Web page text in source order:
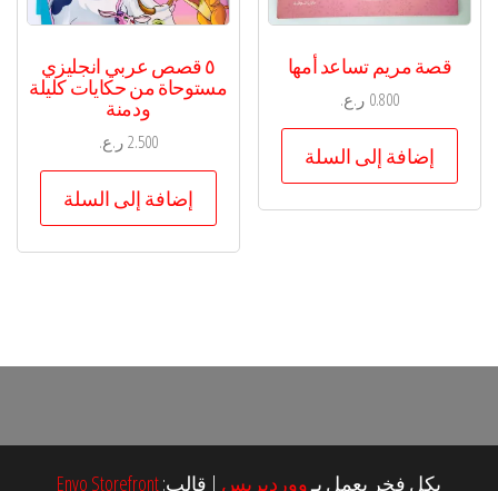
قصة مريم تساعد أمها
0.800 ر.ع.
إضافة إلى السلة
٥ قصص عربي انجليزي
مستوحاة من حكايات كليلة
ودمنة
2.500ر.ع.
إضافة إلى السلة
بكل فخر يعمل بـووردبريس | قالب:Envo Storefront